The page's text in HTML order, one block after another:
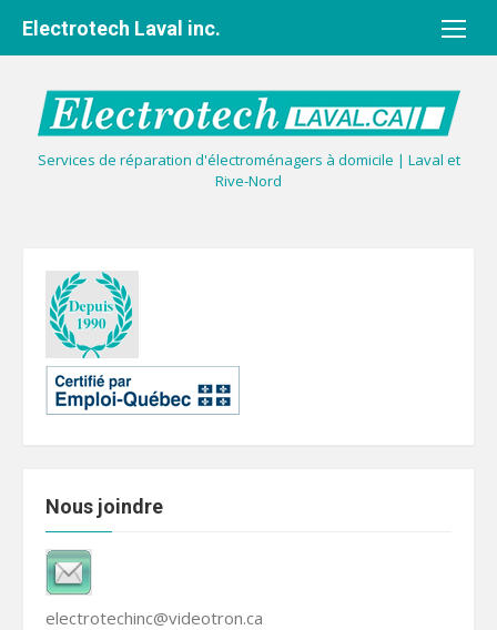
Services de réparation d'électroménagers à domicile | Laval et
Rive-Nord
Electrotech Laval inc.
Nous joindre
electrotechinc@videotron.ca